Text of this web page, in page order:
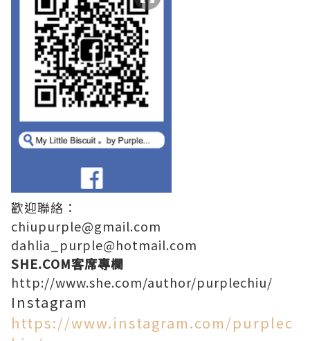
歡迎聯絡：
chiupurple@gmail.com
dahlia_purple@hotmail.com
SHE.COM客席專欄
http://www.she.com/author/purplechiu/
Instagram
https://www.instagram.com/purplec